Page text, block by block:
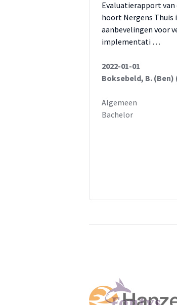
Evaluatierapport van
hoort Nergens Thuis
aanbevelingen voor
implementati …
2022-01-01
Boksebeld, B. (Ben)
Algemeen
Bachelor